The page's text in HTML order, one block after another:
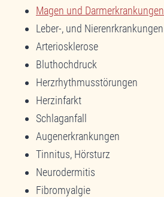
Magen und Darmerkrankungen
Leber-, und Nierenrkrankungen
Arteriosklerose
Bluthochdruck
Herzrhythmusstörungen
Herzinfarkt
Schlaganfall
Augenerkrankungen
Tinnitus, Hörsturz
Neurodermitis
Fibromyalgie